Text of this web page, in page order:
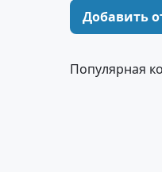
Добавить
Популярная